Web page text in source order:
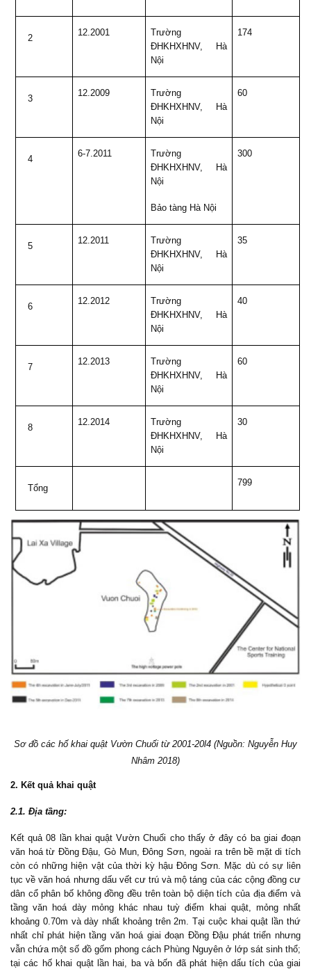
2
12.2001
Trường
ĐHKHXHNV, Hà
Nội
174
3
12.2009
Trường
ĐHKHXHNV, Hà
Nội
60
4
6-7.2011
Trường
ĐHKHXHNV, Hà
Nội
Bảo tàng Hà Nội
300
5
12.2011
Trường
ĐHKHXHNV, Hà
Nội
35
6
12.2012
Trường
ĐHKHXHNV, Hà
Nội
40
7
12.2013
Trường
ĐHKHXHNV, Hà
Nội
60
8
12.2014
Trường
ĐHKHXHNV, Hà
Nội
30
Tổng
799
Sơ đồ các hố khai quật Vườn Chuối từ 2001-20l4 (Nguồn: Nguyễn Huy
Nhâm 2018)
2. Kết quả khai quật
2.1. Địa tầng:
Kết quả 08 lần khai quật Vườn Chuối cho thấy ở đây có ba giai đoạn
văn hoá từ Đồng Đậu, Gò Mun, Đông Sơn, ngoài ra trên bề mặt di tích
còn có những hiện vật của thời kỳ hậu Đông Sơn. Mặc dù có sự liên
tục về văn hoá nhưng dấu vết cư trú và mộ táng của các cộng đồng cư
dân cổ phân bố không đồng đều trên toàn bộ diện tích của địa điểm và
tầng văn hoá dày mỏng khác nhau tuỳ điểm khai quật, mỏng nhất
khoảng 0.70m và dày nhất khoảng trên 2m. Tại cuộc khai quật lần thứ
nhất chỉ phát hiện tầng văn hoá giai đoạn Đồng Đậu phát triển nhưng
vẫn chứa một số đồ gốm phong cách Ρhùng Nguyên ở lớp sát sinh thổ;
tại các hố khai quật lần hai, ba và bốn đã phát hiện dấu tích của giai